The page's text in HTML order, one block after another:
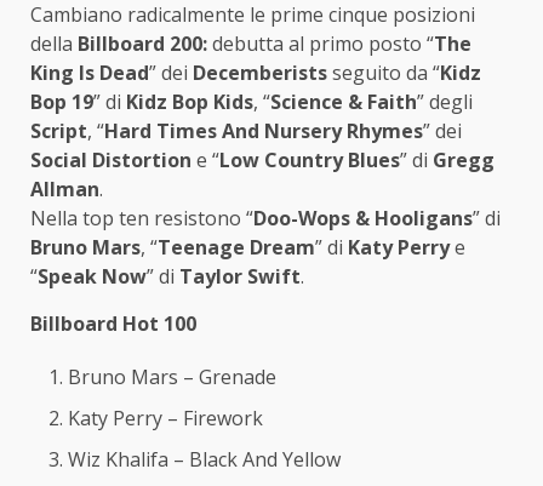
Cambiano radicalmente le prime cinque posizioni
della Billboard 200:debutta al primo posto “The
King Is Dead” dei Decemberistsseguito da “Kidz
Bop 19” di Kidz Bop Kids, “Science & Faith” degli
Script, “Hard Times And Nursery Rhymes” dei
Social Distortion e “Low Country Blues” di Gregg
Allman.
Nella top ten resistono “Doo-Wops & Hooligans” di
Bruno Mars, “Teenage Dream” di Katy Perrye
“Speak Now” di Taylor Swift.
Billboard Hot 100
Bruno Mars – Grenade
Katy Perry – Firework
Wiz Khalifa – Black And Yellow